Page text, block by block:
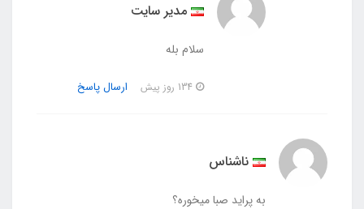
مدیر سایت
سلام بله
ارسال پاسخ
ناشناس
به پراید صبا میخوره؟